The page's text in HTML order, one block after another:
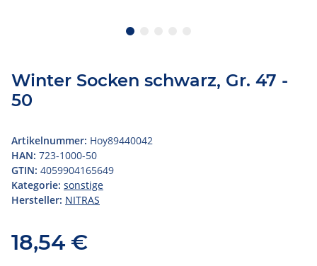
Winter Socken schwarz, Gr. 47 -
50
Artikelnummer: Hoy89440042
HAN: 723-1000-50
GTIN: 4059904165649
Kategorie: sonstige
Hersteller: NITRAS
18,54 €